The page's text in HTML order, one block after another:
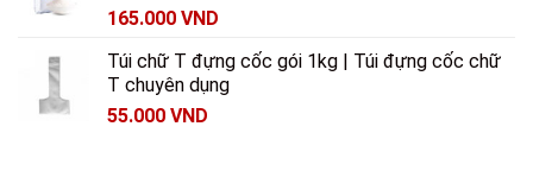
165.000 VND
Túi chữ T đựng cốc gói 1kg | Túi đựng cốc chữ
T chuyên dụng
55.000 VND